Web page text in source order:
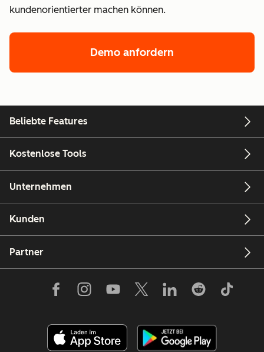
kundenorientierter machen können.
Demo anfordern
Beliebte Features
Kostenlose Tools
Unternehmen
Kunden
Partner